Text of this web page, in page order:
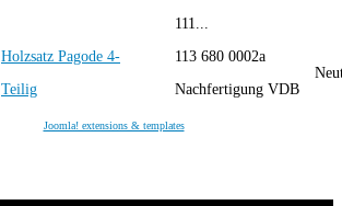
111...
Holzsatz Pagode 4-
Teilig
113 680 0002a
Nachfertigung VDB
Joomla! extensions & templates